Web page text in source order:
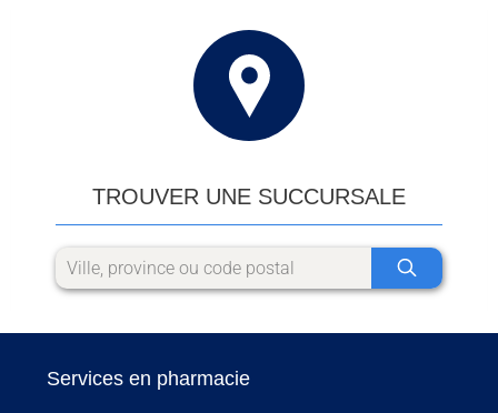
TROUVER UNE SUCCURSALE
Services en pharmacie